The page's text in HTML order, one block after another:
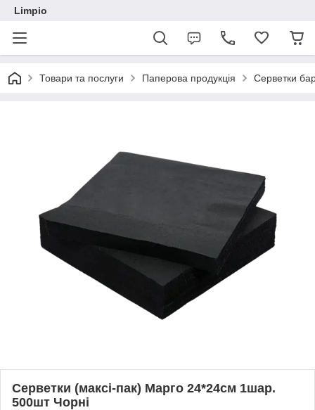
Limpio
Товари та послуги Паперова продукція Серветки
Серветки (максі-пак) Марго 24*24см 1шар.
500шт Чорні